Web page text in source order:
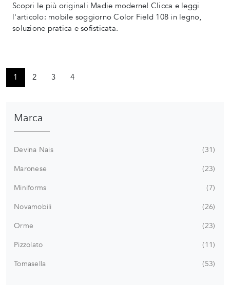
Scopri le più originali Madie moderne! Clicca e leggi
l'articolo: mobile soggiorno Color Field 108 in legno,
soluzione pratica e sofisticata.
1 2 3 4
Marca
Devina Nais
31
Maronese
23
Miniforms
7
Novamobili
26
Orme
23
Pizzolato
11
Tomasella
53